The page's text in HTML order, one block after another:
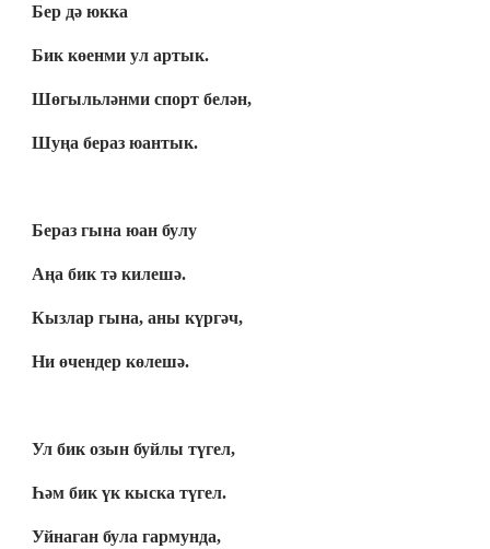
Бер дә юкка
Бик көенми ул артык.
Шөгыльләнми спорт белән,
Шуңа бераз юантык.
Бераз гына юан булу
Аңа бик тә килешә.
Кызлар гына, аны күргәч,
Ни өчендер көлешә.
Ул бик озын буйлы түгел,
Һәм бик үк кыска түгел.
Уйнаган була гармунда,